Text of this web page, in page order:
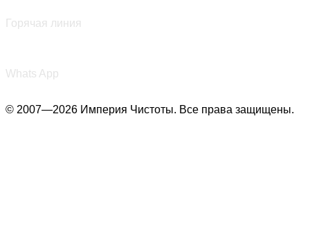
Горячая линия
Whats App
© 2007—2026 Империя Чистоты. Все права защищены.